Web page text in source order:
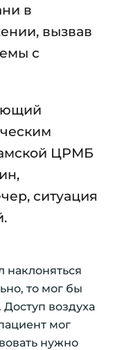
в
вызвав
с
ЦРМБ
ситуация
наклоняться
то мог бы
воздуха
мог
нужно